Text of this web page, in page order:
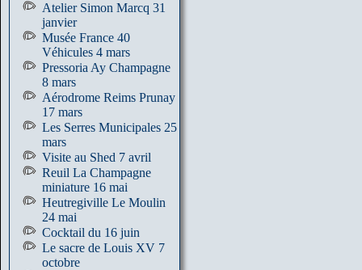
Atelier Simon Marcq 31
janvier
Musée France 40
Véhicules 4 mars
Pressoria Ay Champagne
8 mars
Aérodrome Reims Prunay
17 mars
Les Serres Municipales 25
mars
Visite au Shed 7 avril
Reuil La Champagne
miniature 16 mai
Heutregiville Le Moulin
24 mai
Cocktail du 16 juin
Le sacre de Louis XV 7
octobre